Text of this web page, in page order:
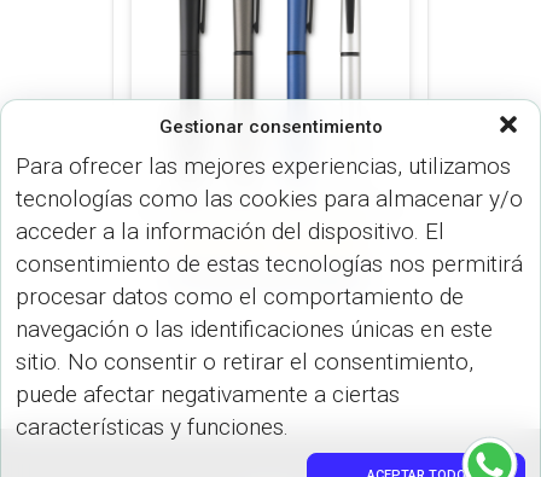
Gestionar consentimiento
Para ofrecer las mejores experiencias, utilizamos
tecnologías como las cookies para almacenar y/o
acceder a la información del dispositivo. El
consentimiento de estas tecnologías nos permitirá
procesar datos como el comportamiento de
navegación o las identificaciones únicas en este
sitio. No consentir o retirar el consentimiento,
puede afectar negativamente a ciertas
características y funciones.
LÍNEA ESPECIAL (BOLÍGRAFO)
PETRUS BOLIGRAFO